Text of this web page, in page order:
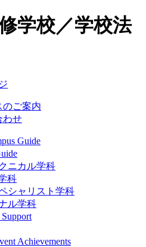
学校／学校法
Guide
ニカル学科
科
シャリスト学科
ル学科
Support
Achievements